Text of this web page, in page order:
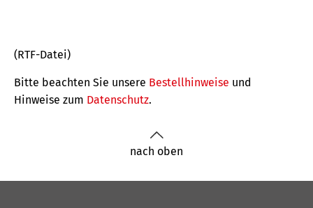
(RTF-Datei)
Bitte beachten Sie unsere Bestellhinweise und
Hinweise zum Datenschutz.
nach oben